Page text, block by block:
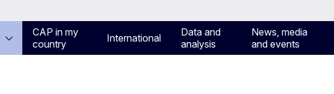
CAP in my
country
International
Data and
analysis
News, media
and events